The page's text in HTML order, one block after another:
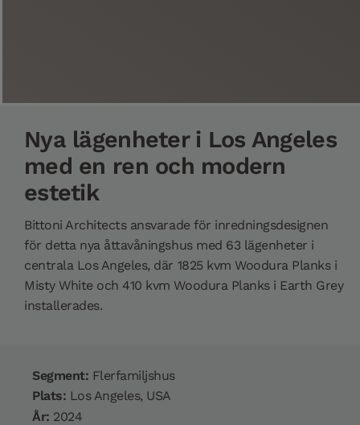
Nya lägenheter i Los Angeles
med en ren och modern
estetik
Bittoni Architects ansvarade för inredningsdesignen
för detta nya åttavåningshus med 63 lägenheter i
centrala Los Angeles, där 1825 kvm Woodura Planks i
Misty White och 410 kvm Woodura Planks i Earth Grey
installerades.
Segment: Flerfamiljshus
Plats: Los Angeles, USA
År: 2024